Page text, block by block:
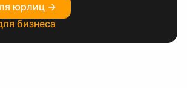
юрлиц →
бизнеса